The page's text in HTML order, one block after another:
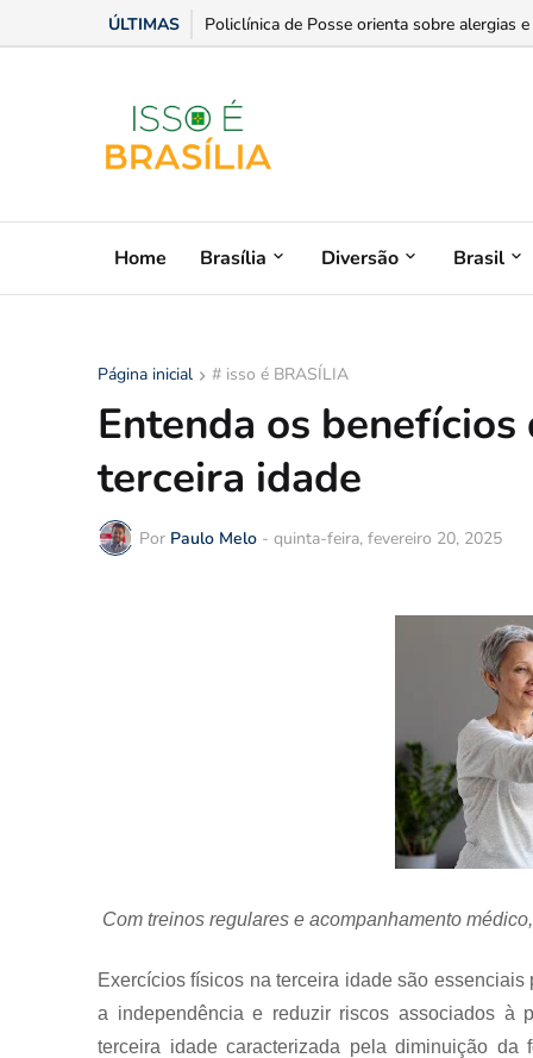
ÚLTIMAS Senior anuncia o primeiro ERP da América
Home Brasília Diversão Brasil
Página inicial # isso é BRASÍLIA
Entenda os
terceira idade
Por Paulo Melo - quinta-feira, fevereiro 20, 2025
Com treinos regulares e acompanhamento
Exercícios físicos na terceira idade são
a independência e reduzir riscos associados à
terceira idade caracterizada pela diminuição